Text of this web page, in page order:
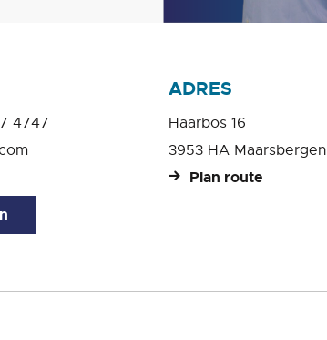
4747
ADRES
Haarbos 16
3953 HA Maarsbergen
Plan route